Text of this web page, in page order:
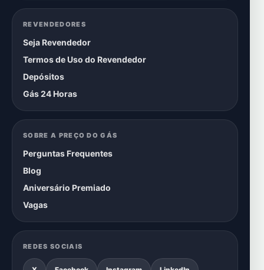
REVENDEDORES
Seja Revendedor
Termos de Uso do Revendedor
Depósitos
Gás 24 Horas
SOBRE A PREÇO DO GÁS
Perguntas Frequentes
Blog
Aniversário Premiado
Vagas
REDES SOCIAIS